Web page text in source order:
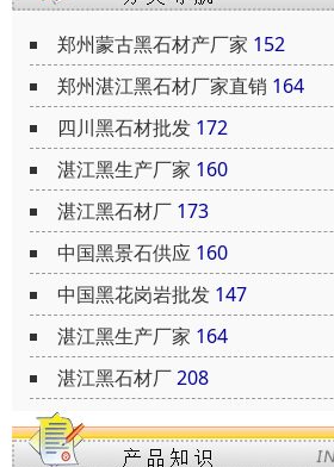
郑州蒙古黑石材产厂家 152
郑州湛江黑石材厂家直销 164
四川黑石材批发 172
湛江黑生产厂家 160
湛江黑石材厂 173
中国黑景石供应 160
中国黑花岗岩批发 147
湛江黑生产厂家 164
湛江黑石材厂208